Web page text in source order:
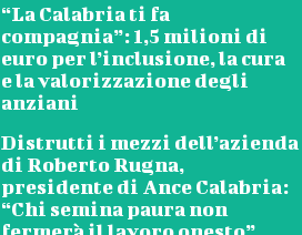
“La Calabria ti fa
compagnia”: 1,5 milioni di
euro per l’inclusione, la cura
e la valorizzazione degli
anziani
Distrutti i mezzi dell’azienda
di Roberto Rugna,
presidente di Ance Calabria:
“Chi semina paura non